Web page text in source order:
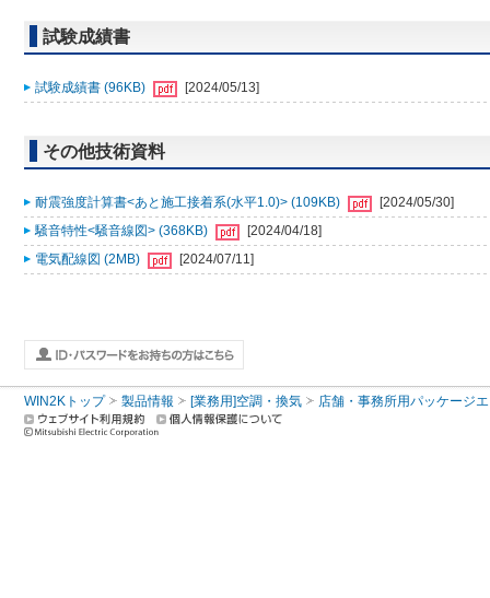
試験成績書
試験成績書 (96KB) [2024/05/13]
その他技術資料
耐震強度計算書<あと施工接着系(水平1.0)> (109KB)
[2024/05/30]
騒音特性<騒音線図> (368KB)
[2024/04/18]
電気配線図 (2MB)
[2024/07/11]
WIN2Kトップ 製品情報 [業務用]空調・換気 店舗・事務所用パッケージ